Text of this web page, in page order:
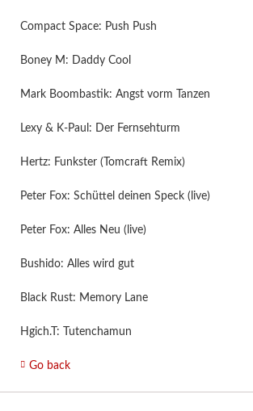
Compact Space: Push Push
Boney M: Daddy Cool
Mark Boombastik: Angst vorm Tanzen
Lexy & K-Paul: Der Fernsehturm
Hertz: Funkster (Tomcraft Remix)
Peter Fox: Schüttel deinen Speck (live)
Peter Fox: Alles Neu (live)
Bushido: Alles wird gut
Black Rust: Memory Lane
Hgich.T: Tutenchamun
Go back